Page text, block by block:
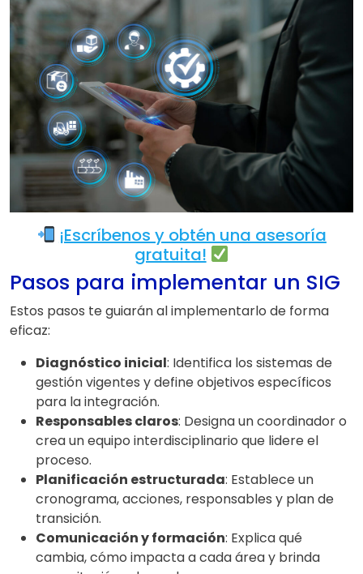
¡Escríbenos y obtén una asesoría
gratuita!
Pasos para implementar un SIG
Estos pasos te guiarán al implementarlo de forma
eficaz:
Diagnóstico inicial: Identifica los sistemas de
gestión vigentes y define objetivos específicos
para la integración.
Responsables claros: Designa un coordinador o
crea un equipo interdisciplinario que lidere el
proceso.
Planificación estructurada: Establece un
cronograma, acciones, responsables y plan de
transición.
Comunicación y formación: Explica qué
cambia, cómo impacta a cada área y brinda